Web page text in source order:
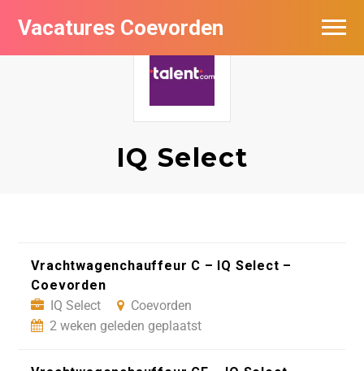
Vacatures Coevorden
IQ Select
Vrachtwagenchauffeur C – IQ Select –
Coevorden
IQ Select
Coevorden
2 weken geleden geplaatst
Vacatures per bedrijf